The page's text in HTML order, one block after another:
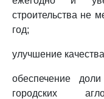
строительства не
год;
улучшение
обеспечение
городских